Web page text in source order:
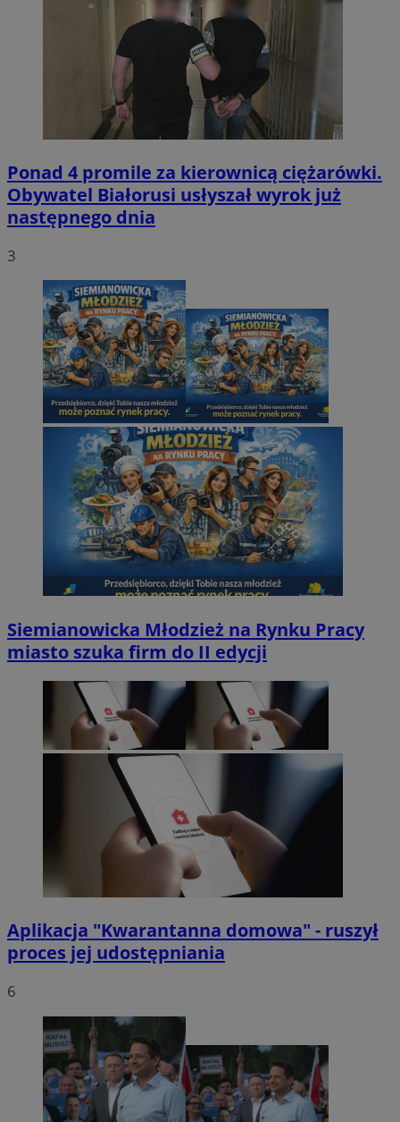
Ponad 4 promile za kierownicą ciężarówki.
Obywatel Białorusi usłyszał wyrok już
następnego dnia
3
Siemianowicka Młodzież na Rynku Pracy
miasto szuka firm do II edycji
Aplikacja "Kwarantanna domowa" - ruszył
proces jej udostępniania
6